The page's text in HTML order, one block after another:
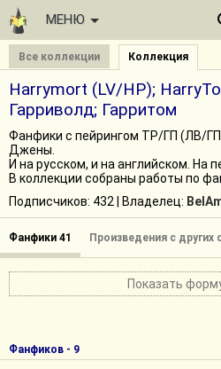
МЕНЮ
Все коллекции Коллекция
Harrymort (LV/HP);
Гарриволд; Гарритом
Фанфики с пейрингом ТР/ГП (ЛВ/
Джены.
И на русском, и на английском. На
В коллекции собраны работы по
Подписчиков: 432 | Владелец:
Фанфики 41 Произведения с других
Показать
Фанфиков - 9